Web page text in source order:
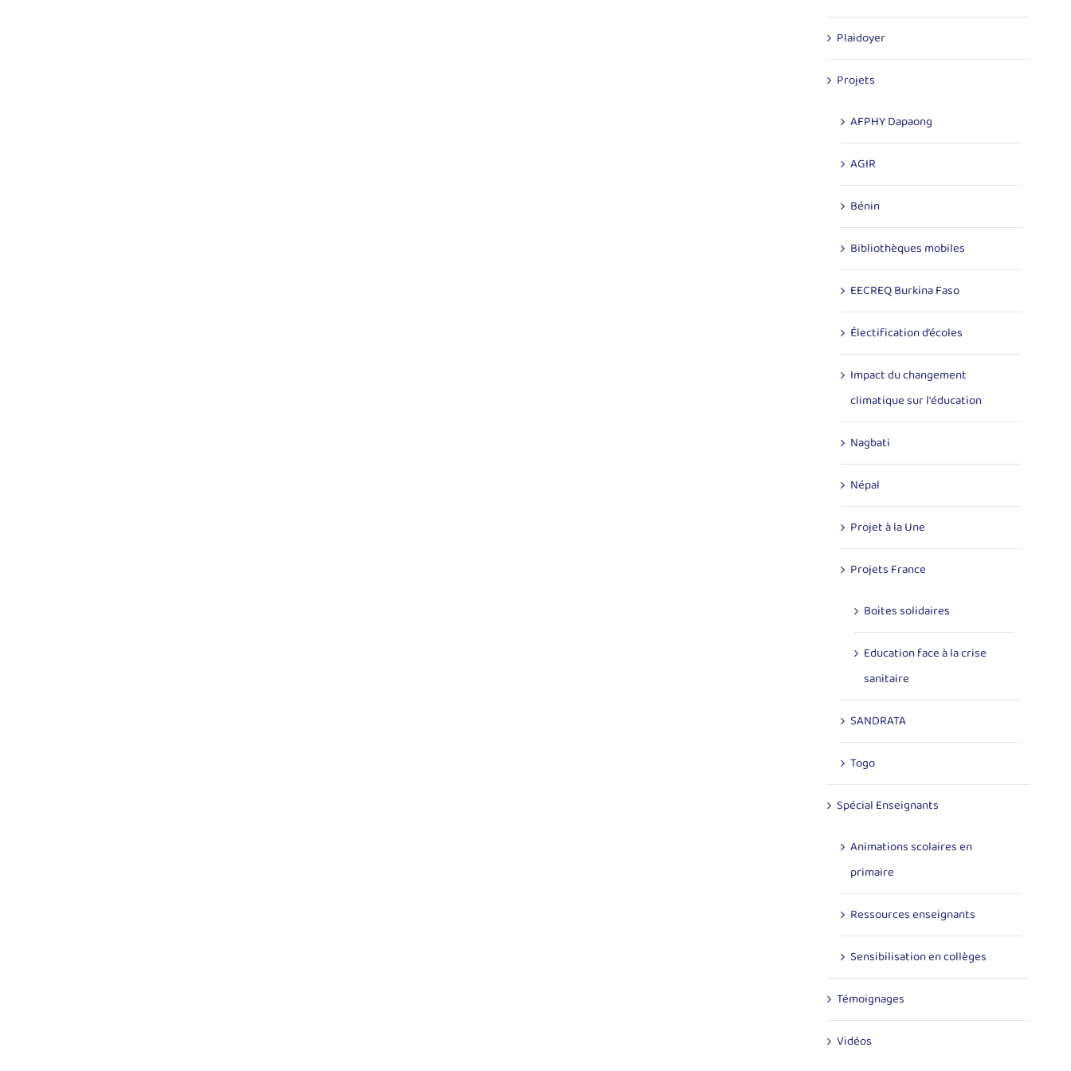
Plaidoyer
Projets
AFPHY Dapaong
AGIR
Bénin
Bibliothèques mobiles
EECREQ Burkina Faso
Électification d’écoles
Impact du changement
climatique sur l'éducation
Nagbati
Népal
Projet à la Une
Projets France
Boites solidaires
Education face à la crise
sanitaire
SANDRATA
Togo
Spécial Enseignants
Animations scolaires en
primaire
Ressources enseignants
Sensibilisation en collèges
Témoignages
Vidéos